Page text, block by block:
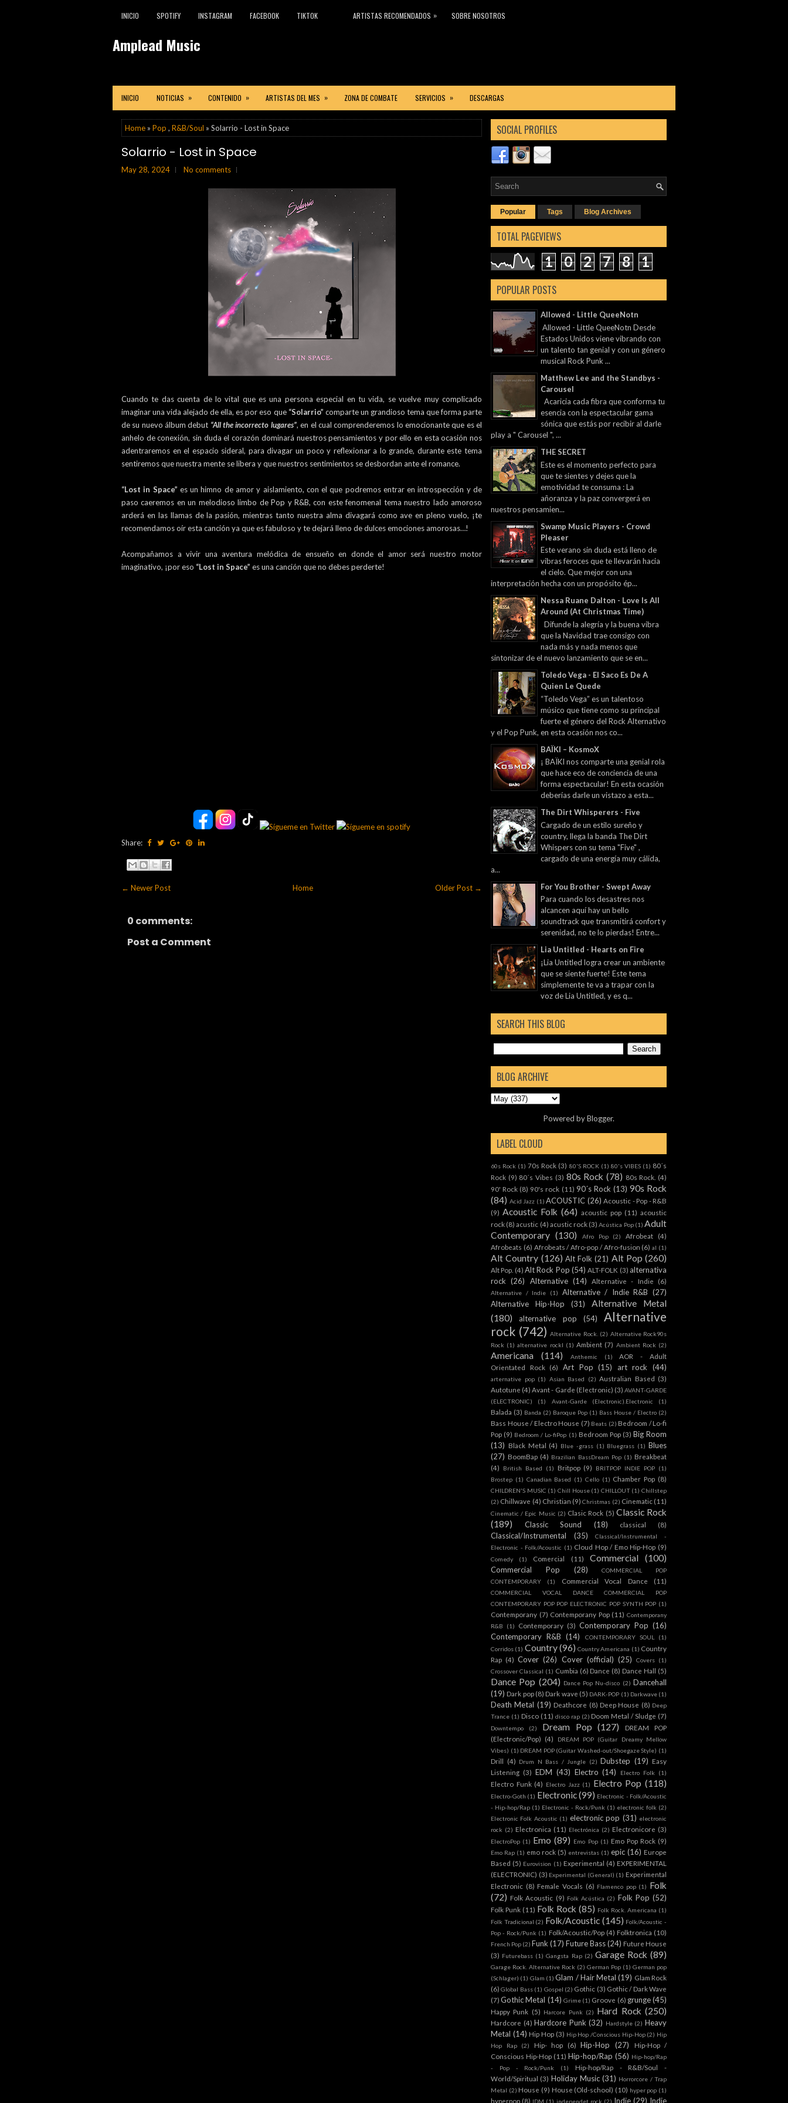
INICIO SPOTIFY INSTAGRAM FACEBOOK TIKTOK ARTISTAS RECOMENDADOS » SOBRE NOSOTROS
Amplead Music
INICIO NOTICIAS » CONTENIDO » ARTISTAS DEL MES » ZONA DE COMBATE SERVICIOS » DESCARGAS
Home » Pop , R&B/Soul » Solarrio - Lost in Space
Solarrio - Lost in Space
May 28, 2024 No comments
Cuando te das cuenta de lo vital que es una persona especial en tu vida, se vuelve muy complicado
imaginar una vida alejado de ella, es por eso que “Solarrio” comparte un grandioso tema que forma parte
de su nuevo álbum debut “All the incorrecto lugares”, en el cual comprenderemos lo emocionante que es el
anhelo de conexión, sin duda el corazón dominará nuestros pensamientos y por ello en esta ocasión nos
adentraremos en el espacio sideral, para divagar un poco y reflexionar a lo grande, durante este tema
sentiremos que nuestra mente se libera y que nuestros sentimientos se desbordan ante el romance.
“Lost in Space” es un himno de amor y aislamiento, con el que podremos entrar en introspección y de
paso caeremos en un melodioso limbo de Pop y R&B, con este fenomenal tema nuestro lado amoroso
arderá en las llamas de la pasión, mientras tanto nuestra alma divagará como ave en pleno vuelo, ¡te
recomendamos oír esta canción ya que es fabuloso y te dejará lleno de dulces emociones amorosas…!
Acompañamos a vivir una aventura melódica de ensueño en donde el amor será nuestro motor
imaginativo, ¡por eso “Lost in Space” es una canción que no debes perderte!
Share:
← Newer Post Older Post →
Home
0 comments:
Post a Comment
SOCIAL PROFILES
Popular Tags Blog Archives
TOTAL PAGEVIEWS
1 0 2 7 8 1
POPULAR POSTS
Allowed - Little QueeNotn
Allowed - Little QueeNotn Desde
Estados Unidos viene vibrando con
un talento tan genial y con un género
musical Rock Punk ...
Matthew Lee and the Standbys -
Carousel
Acaricia cada fibra que conforma tu
esencia con la espectacular gama
sónica que estás por recibir al darle
play a " Carousel ", ...
THE SECRET
Este es el momento perfecto para
que te sientes y dejes que la
emotividad te consuma : La
añoranza y la paz convergerá en
nuestros pensamien...
Swamp Music Players - Crowd
Pleaser
Este verano sin duda está lleno de
vibras feroces que te llevarán hacia
el cielo. Que mejor con una
interpretación hecha con un propósito ép...
Nessa Ruane Dalton - Love Is All
Around (At Christmas Time)
Difunde la alegría y la buena vibra
que la Navidad trae consigo con
nada más y nada menos que
sintonizar de el nuevo lanzamiento que se en...
Toledo Vega - El Saco Es De A
Quien Le Quede
“Toledo Vega” es un talentoso
músico que tiene como su principal
fuerte el género del Rock Alternativo
y el Pop Punk, en esta ocasión nos co...
BAÏKI – KosmoX
¡ BAÏKI nos comparte una genial rola
que hace eco de conciencia de una
forma espectacular! En esta ocasión
deberías darle un vistazo a esta...
The Dirt Whisperers - Five
Cargado de un estilo sureño y
country, llega la banda The Dirt
Whispers con su tema "Five" ,
cargado de una energía muy cálida,
a...
For You Brother - Swept Away
Para cuando los desastres nos
alcancen aquí hay un bello
soundtrack que transmitirá confort y
serenidad, no te lo pierdas! Entre...
Lia Untitled - Hearts on Fire
¡Lia Untitled logra crear un ambiente
que se siente fuerte! Este tema
simplemente te va a trapar con la
voz de Lia Untitled, y es q...
SEARCH THIS BLOG
BLOG ARCHIVE
Powered byBlogger.
LABEL CLOUD
60s Rock (1) 70s Rock (3) 80'S ROCK (1) 80's VIBES (1) 80´s
Rock (9) 80´s Vibes (3) 80s Rock (78) 80s Rock. (4)
90' Rock (8) 90's rock (11) 90´s Rock (13) 90s Rock
(84) Acid Jazz (1) ACOUSTIC (26) Acoustic - Pop - R&B
(9) Acoustic Folk (64) acoustic pop (11) acoustic
rock (8) acustic (4) acustic rock (3) Acústica Pop (1) Adult
Contemporary (130) Afro Pop (2) Afrobeat
(4)
Afrobeats (6) Afrobeats / Afro-pop / Afro-fusion (6) al (1)
Alt Country (126) Alt Folk (21) Alt Pop (260)
Alt Pop. (4) Alt Rock Pop (54) ALT-FOLK (3) alternativa
rock (26) Alternative (14) Alternative - Indie (6)
Alternative / Indie (1) Alternative / Indie R&B (27)
Alternative Hip-Hop
(31)
Alternative Metal
(180)
alternative pop (54)
Alternative
rock (742) Alternative Rock. (2) Alternative Rock90s
Rock (1) alternative rockl (1) Ambient (7) Ambient Rock (2)
Americana (114) Anthemic (1)
AOR - Adult
Orientated Rock (6) Art Pop (15) art rock (44)
arternative pop (1) Asian Based (2) Australian Based (3)
Autotune (4) Avant - Garde (Electronic) (3) AVANT-GARDE
(ELECTRONIC)
(1) Avant-Garde (Electronic).Electronic (1)
Balada (3) Banda (2) Baroque Pop (1) Bass House / Electro (2)
Bass House / Electro House (7) Beats (2) Bedroom / Lo-fi
Pop (9) Bedroom / Lo-fiPop (1) Bedroom Pop (3) Big Room
(13) Black Metal (4) Blue -grass (1) Bluegrass (1) Blues
(27) BoomBap (4) Brazilian BassDream Pop (1) Breakbeat
(4)
British Based (1) Britpop (9) BRITPOP INDIE POP (1)
Brostep (1) Canadian Based (1) Cello (1) Chamber Pop (8)
CHILDREN'S MUSIC (1) Chill House (1) CHILLOUT (1) Chillstep
(2) Chillwave (4) Christian (9) Christmas (2) Cinematic (11)
Cinematic / Epic Music (2) Clasic Rock (5) Classic Rock
(189)
Classic Sound (18) classical (8)
Classical/Instrumental (35)
Classical/Instrumental -
Electronic - Folk/Acoustic (1) Cloud Hop / Emo Hip-Hop (9)
Comedy (1) Comercial (11) Commercial (100)
Commercial Pop (28)
COMMERCIAL POP
CONTEMPORARY
(1) Commercial Vocal Dance (11)
COMMERCIAL VOCAL DANCE COMMERCIAL POP
CONTEMPORARY POP POP ELECTRONIC POP SYNTH POP (1)
Contemporany (7) Contemporany Pop (11) Contemporany
R&B
(1) Contemporary (3) Contemporary Pop (16)
Contemporary R&B (14) CONTEMPORARY SOUL
(1)
Corridos (1) Country(96) Country Americana (1) Country
Rap (4) Cover (26) Cover (official) (25) Covers (1)
Crossover Classical (1) Cumbia (6) Dance (8) Dance Hall (5)
Dance Pop (204) Dance Pop Nu-disco (2) Dancehall
(19) Dark pop (8) Dark wave (5) DARK-POP (1) Darkwave (1)
Death Metal (19) Deathcore (8) Deep House (8) Deep
Trance (1) Disco (11) disco rap (2) Doom Metal / Sludge (7)
Downtempo (2) Dream Pop (127)
DREAM POP
(Electronic/Pop) (4)
DREAM POP (Guitar Dreamy Mellow
Vibes) (1) DREAM POP (Guitar Washed-out/Shoegaze Style) (1)
Drill (4) Drum N Bass / Jungle (2) Dubstep (19) Easy
Listening (3) EDM (43) Electro (14) Electro Folk (1)
Electro Funk (4) Electro Jazz (1) Electro Pop (118)
Electro-Goth (1) Electronic(99) Electronic - Folk/Acoustic
- Hip-hop/Rap (1) Electronic - Rock/Punk (1) electronic folk (2)
Electronic Folk Acoustic (1) electronic pop (31) electronic
rock (2) Electronica (11) Electrónica (2) Electronicore (3)
ElectroPop (1) Emo (89) Emo Pop (1) Emo Pop Rock (9)
Emo Rap (1) emo rock (5) entrevistas (1) epic (16) Europe
Based (5) Eurovision (1) Experimental (4) EXPERIMENTAL
(ELECTRONIC) (3) Experimental (General) (1) Experimental
Electronic (8) Female Vocals (6) Flamenco pop (1) Folk
(72) Folk Acoustic (9) Folk Acústica (2) Folk Pop (52)
Folk Punk (11) Folk Rock (85) Folk Rock. Americana (1)
Folk Tradicional (2) Folk/Acoustic (145) Folk/Acoustic -
Pop - Rock/Punk (1) Folk/Acoustic/Pop (4) Folktronica (10)
French Pop (2) Funk (17) Future Bass(24) Future House
(3) Futurebass (1) Gangsta Rap (2) Garage Rock (89)
Garage Rock. Alternative Rock (2) German Pop (1) German pop
(Schlager) (1) Glam (1) Glam / Hair Metal (19) Glam Rock
(6) Global Bass (1) Gospel (2) Gothic (3) Gothic / Dark Wave
(7) Gothic Metal (14) Grime (1) Groove (6) grunge (45)
Happy Punk (5) Harcore Punk (2) Hard Rock (250)
Hardcore (4) Hardcore Punk (32) Hardstyle (2) Heavy
Metal (14) Hip Hop (3) Hip Hop /Conscious Hip-Hop (2) Hip
Hop Rap
(2) Hip- hop (6) Hip-Hop (27)
Hip-Hop /
Conscious Hip-Hop (11) Hip-hop/Rap (56) Hip-hop/Rap
- Pop - Rock/Punk
(1)
Hip-hop/Rap - R&B/Soul -
World/Spiritual (3) Holiday Music (31) Horrorcore / Trap
Metal (2) House (9) House (Old-school) (10) hyper pop (1)
hyperpop (8) IDM (1) independet rock (2) Indie (29) Indie